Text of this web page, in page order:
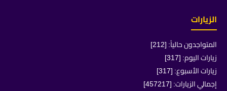
الزيارات
المتواجدون حالياً: [212]
زيارات اليوم: [317]
زيارات الأسبوع: [317]
إجمالي الزيارات: [457217]